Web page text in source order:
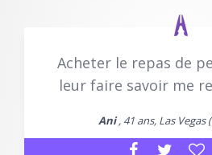
Acheter le repas de
leur faire savoir me
Ani, 41 ans, Las Vegas